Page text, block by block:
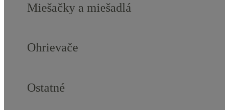
Miešačky a miešadlá
Ohrievače
Ostatné